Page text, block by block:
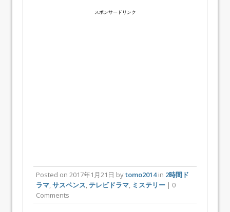
スポンサードリンク
Posted on 2017年1月21日 bytomo2014in 2時間ド
ラマ,サスペンス, テレビドラマ, ミステリー | 0
Comments